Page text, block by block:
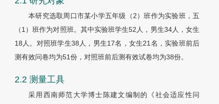
本研究选取周口市某小学五年级（2）班作为实验班，五
（1）班作为对照班。其中实验班学生52人，男生34人，女生
18人。对照班学生38人，男生17名，女生21名，实验班前后
测有效问卷均为51份，对照班前后测有效试卷均为38份。
2.2 测量工具
采用西南师范大学博士陈建文编制的《社会适应性问